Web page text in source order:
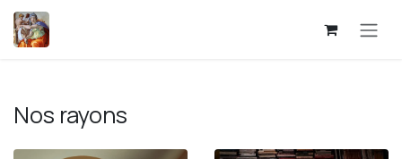
Se rendre au contenu
Nos rayons